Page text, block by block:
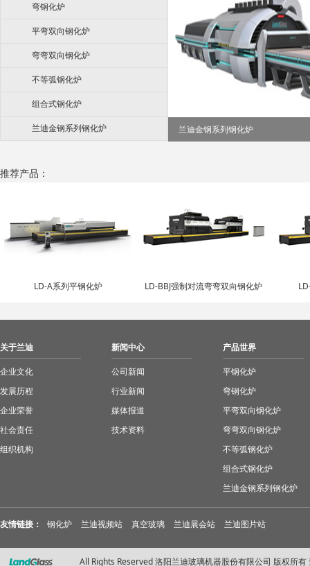
弯钢化炉
平弯双向钢化炉
弯弯双向钢化炉
不等弧钢化炉
组合式钢化炉
兰迪金钢系列钢化炉 兰迪金钢系列钢化炉
推荐产品：
LD-A系列平钢化炉 LD-BBJ强制对流弯弯双向钢化炉
关于兰迪
企业文化
发展历程
企业荣誉
社会责任
组织机构
新闻中心
公司新闻
行业新闻
媒体报道
技术资料
产品世界
平钢化炉
弯钢化炉
平弯双向钢化炉
弯弯双向钢化炉
不等弧钢化炉
组合式钢化炉
兰迪金钢系列钢化炉
友情链接： 钢化炉 兰迪视频站 真空玻璃 兰迪展会站 兰迪图片站
All Rights Reserved 洛阳兰迪玻璃机器股份有限公司 版权所有